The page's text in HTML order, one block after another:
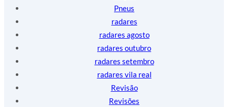
Pneus
radares
radares agosto
radares outubro
radares setembro
radares vila real
Revisão
Revisões